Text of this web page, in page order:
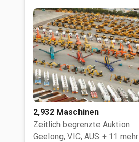
2,932 Maschinen
Zeitlich begrenzte Auktion
Geelong, VIC, AUS + 11 mehr